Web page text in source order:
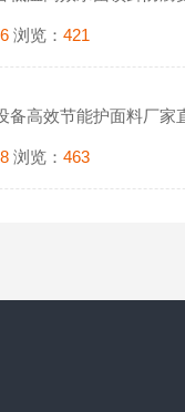
浏览：421
备高效节能护面料厂家
浏览：463